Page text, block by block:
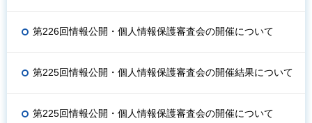
第226回情報公開・個人情報保護審査会の開催について
第225回情報公開・個人情報保護審査会の開催結果について
第225回情報公開・個人情報保護審査会の開催について